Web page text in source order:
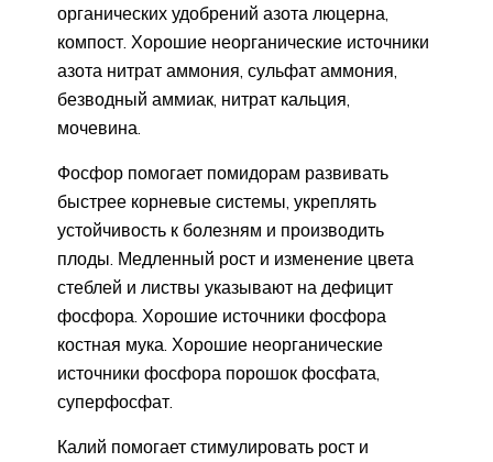
органических удобрений азота люцерна,
компост. Хорошие неорганические источники
азота нитрат аммония, сульфат аммония,
безводный аммиак, нитрат кальция,
мочевина.
Фосфор помогает помидорам развивать
быстрее корневые системы, укреплять
устойчивость к болезням и производить
плоды. Медленный рост и изменение цвета
стеблей и листвы указывают на дефицит
фосфора. Хорошие источники фосфора
костная мука. Хорошие неорганические
источники фосфора порошок фосфата,
суперфосфат.
Калий помогает стимулировать рост и